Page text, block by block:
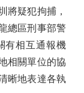
將疑犯拘捕，
總區刑事部警
有相互通報機
相關單位的協
晰地表達各執